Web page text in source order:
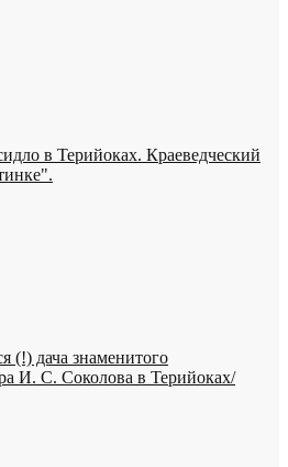
в Терийоках. Краеведческий
(!) дача знаменитого
И. С. Соколова в Терийоках/